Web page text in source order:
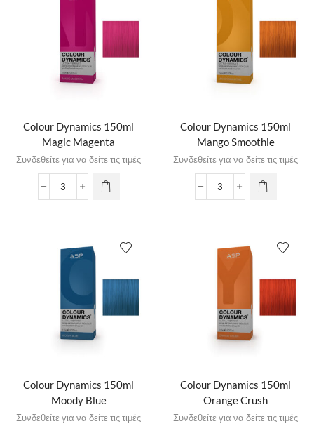
Colour Dynamics 150ml
Magic Magenta
Συνδεθείτε για να δείτε τις τιμές
Colour Dynamics 150ml
Mango Smoothie
Συνδεθείτε για να δείτε τις τιμές
Colour Dynamics 150ml
Moody Blue
Συνδεθείτε για να δείτε τις τιμές
Colour Dynamics 150ml
Orange Crush
Συνδεθείτε για να δείτε τις τιμές